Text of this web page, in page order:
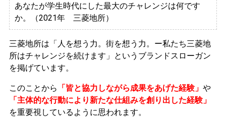
あなたが学生時代にした最大のチャレンジは何です
か。（2021年 三菱地所）
三菱地所は「人を想う力。街を想う力。ー私たち三菱地
所はチャレンジを続けます」というブランドスローガン
を掲げています。
このことから 「皆と協力しながら成果をあげた経験」 や
「主体的な行動により新たな仕組みを創り出した経験」
を重要視しているように思われます。